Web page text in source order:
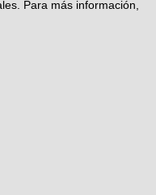
Para más información,